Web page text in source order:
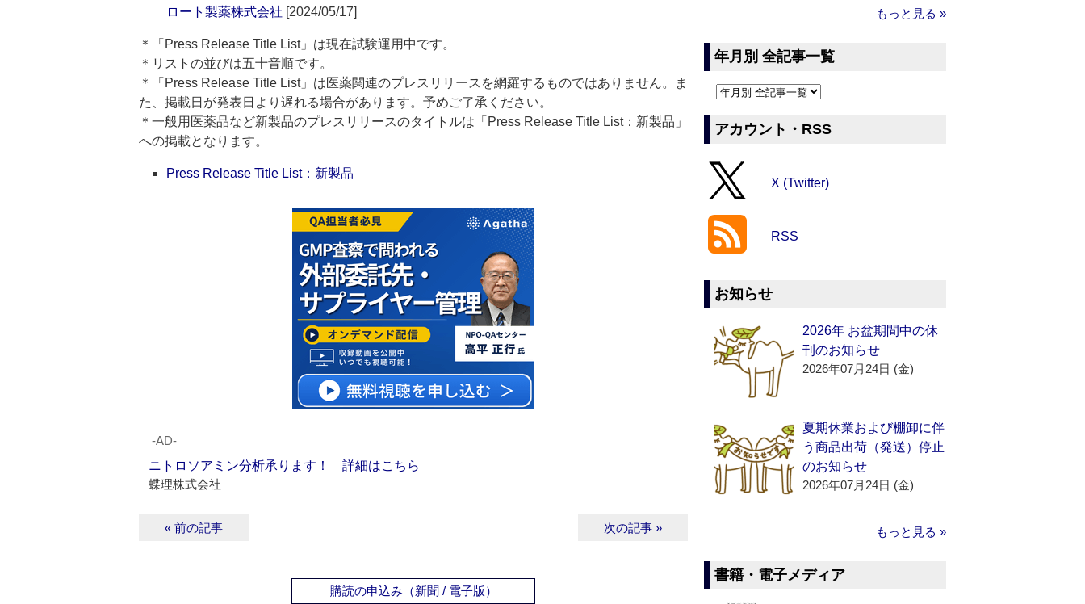
ロート製薬株式会社 [2024/05/17]
＊「Press Release Title List」は現在試験運用中です。
＊リストの並びは五十音順です。
＊「Press Release Title List」は医薬関連のプレスリリースを網羅するものではありません。ま
た、掲載日が発表日より遅れる場合があります。予めご了承ください。
＊一般用医薬品など新製品のプレスリリースのタイトルは「Press Release Title List：新製品」
への掲載となります。
Press Release Title List：新製品
‐AD‐
ニトロソアミン分析承ります！ 詳細はこちら
蝶理株式会社
« 前の記事 次の記事 »
購読の申込み（新聞 / 電子版）
もっと見る »
年月別 全記事一覧
アカウント・RSS
X (Twitter)
RSS
お知らせ
2026年 お盆期間中の休
刊のお知らせ
2026年07月24日 (金)
夏期休業および棚卸に伴
う商品出荷（発送）停止
のお知らせ
2026年07月24日 (金)
もっと見る »
書籍・電子メディア